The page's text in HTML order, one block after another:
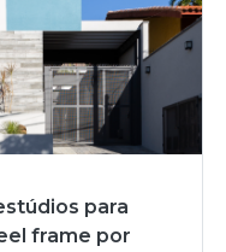
para
frame por